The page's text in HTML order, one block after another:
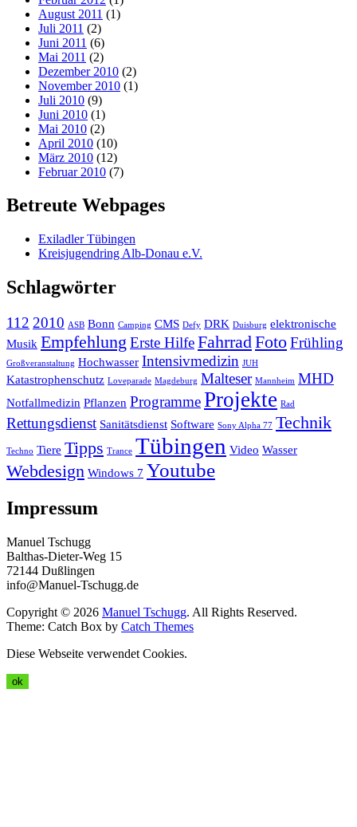
August 2011 (1)
Juli 2011 (2)
Juni 2011 (6)
Mai 2011 (2)
Dezember 2010 (2)
November 2010 (1)
Juli 2010 (9)
Juni 2010 (1)
Mai 2010 (2)
April 2010 (10)
März 2010 (12)
Februar 2010 (7)
Betreute Webpages
Exiladler Tübingen
Kreisjugendring Alb-Donau e.V.
Schlagwörter
112 2010 ASB Bonn Camping CMS Defy DRK Duisburg elektronische
Musik Empfehlung Erste HilfeFahrradFotoFrühling
Großveranstaltung Hochwasser Intensivmedizin JUH
Katastrophenschutz Loveparade Magdeburg Malteser Mannheim MHD
Notfallmedizin Pflanzen ProgrammeProjekte Rad
Rettungsdienst Sanitätsdienst Software Sony Alpha 77 Technik
Techno Tiere Tipps Trance Tübingen Video Wasser
Webdesign Windows 7 Youtube
Impressum
Manuel Tschugg
Balthas-Dieter-Weg 15
72144 Dußlingen
info@Manuel-Tschugg.de
Copyright © 2026 Manuel Tschugg. All Rights Reserved.
Theme: Catch Box by Catch Themes
Diese Webseite verwendet Cookies.